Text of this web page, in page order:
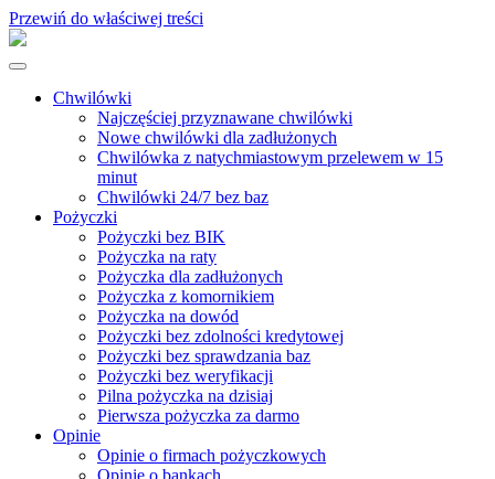
Przewiń do właściwej treści
Chwilówki
Najczęściej przyznawane chwilówki
Nowe chwilówki dla zadłużonych
Chwilówka z natychmiastowym przelewem w 15
minut
Chwilówki 24/7 bez baz
Pożyczki
Pożyczki bez BIK
Pożyczka na raty
Pożyczka dla zadłużonych
Pożyczka z komornikiem
Pożyczka na dowód
Pożyczki bez zdolności kredytowej
Pożyczki bez sprawdzania baz
Pożyczki bez weryfikacji
Pilna pożyczka na dzisiaj
Pierwsza pożyczka za darmo
Opinie
Opinie o firmach pożyczkowych
Opinie o bankach